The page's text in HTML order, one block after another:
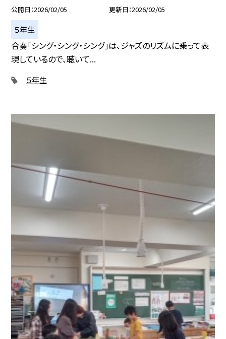
公開日 2026/02/05 更新日 2026/02/05
５年生
合奏「シング・シング・シング」は、ジャズのリズムに乗って表
現しているので、聴いて...
５年生